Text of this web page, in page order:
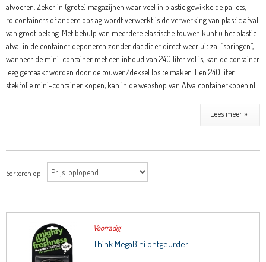
afvoeren. Zeker in (grote) magazijnen waar veel in plastic gewikkelde pallets,
rolcontainers of andere opslag wordt verwerkt is de verwerking van plastic afval
van groot belang. Met behulp van meerdere elastische touwen kunt u het plastic
afval in de container deponeren zonder dat dit er direct weer uit zal “springen”,
wanneer de mini-container met een inhoud van 240 liter vol is, kan de container
leeg gemaakt worden door de touwen/deksel los te maken. Een 240 liter
stekfolie mini-container kopen, kan in de webshop van Afvalcontainerkopen.nl.
Lees meer »
Sorteren op
Voorradig
Think MegaBini ontgeurder